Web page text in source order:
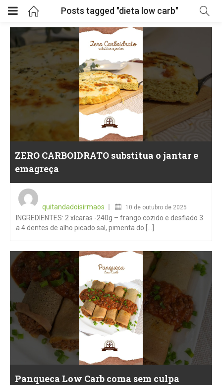
Posts tagged "dieta low carb"
ZERO CARBOIDRATO substitua o jantar e
emagreça
quitandadoisirmaos
10 de outubro de 2025
INGREDIENTES: 2 xícaras -240g – frango cozido e desfiado 3
a 4 dentes de alho picado sal, pimenta do [...]
Panqueca Low Carb coma sem culpa